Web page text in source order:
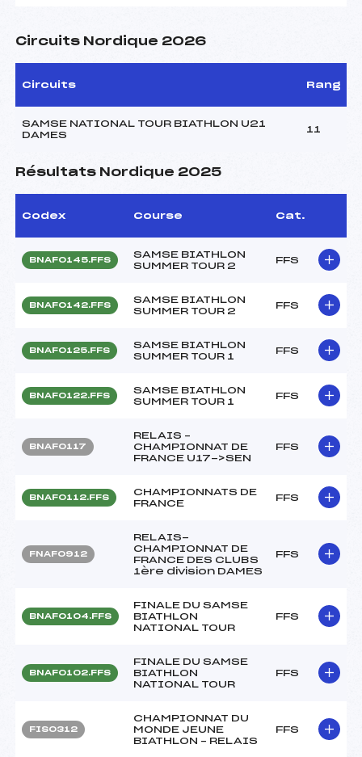
Circuits Nordique 2026
Circuits Rang
SAMSE NATIONAL TOUR BIATHLON U21
DAMES
11
Résultats Nordique 2025
Codex Course Cat.
BNAF0145.FFS
SAMSE BIATHLON
SUMMER TOUR 2
FFS
BNAF0142.FFS
SAMSE BIATHLON
SUMMER TOUR 2
FFS
BNAF0125.FFS
SAMSE BIATHLON
SUMMER TOUR 1
FFS
BNAF0122.FFS
SAMSE BIATHLON
SUMMER TOUR 1
FFS
BNAF0117
RELAIS –
CHAMPIONNAT DE
FRANCE U17->SEN
FFS
BNAF0112.FFS
CHAMPIONNATS DE
FRANCE
FFS
FNAF0912
RELAIS-
CHAMPIONNAT DE
FRANCE DES CLUBS
1ère division DAMES
FFS
BNAF0104.FFS
FINALE DU SAMSE
BIATHLON
NATIONAL TOUR
FFS
BNAF0102.FFS
FINALE DU SAMSE
BIATHLON
NATIONAL TOUR
FFS
FIS0312
CHAMPIONNAT DU
MONDE JEUNE
BIATHLON – RELAIS
FFS